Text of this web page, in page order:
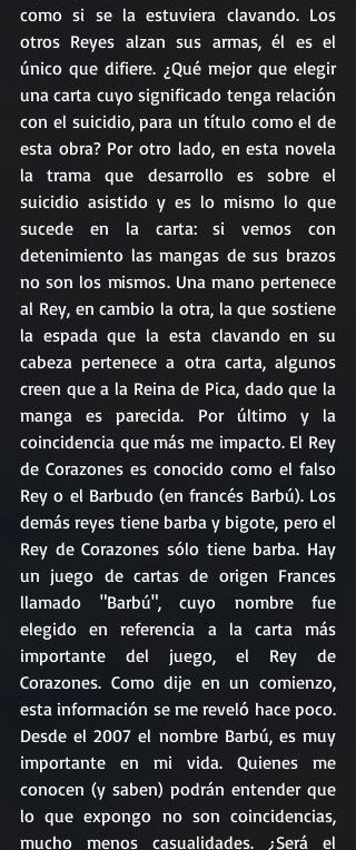
como si se la estuviera clavando. Los
otros Reyes alzan sus armas, él es el
único que difiere. ¿Qué mejor que elegir
una carta cuyo significado tenga relación
con el suicidio, para un título como el de
esta obra? Por otro lado, en esta novela
la trama que desarrollo es sobre el
suicidio asistido y es lo mismo lo que
sucede en la carta: si vemos con
detenimiento las mangas de sus brazos
no son los mismos. Una mano pertenece
al Rey, en cambio la otra, la que sostiene
la espada que la esta clavando en su
cabeza pertenece a otra carta, algunos
creen que a la Reina de Pica, dado que la
manga es parecida. Por último y la
coincidencia que más me impacto. El Rey
de Corazones es conocido como el falso
Rey o el Barbudo (en francés Barbú). Los
demás reyes tiene barba y bigote, pero el
Rey de Corazones sólo tiene barba. Hay
un juego de cartas de origen Frances
llamado "Barbú", cuyo nombre fue
elegido en referencia a la carta más
importante del juego, el Rey de
Corazones. Como dije en un comienzo,
esta información se me reveló hace poco.
Desde el 2007 el nombre Barbú, es muy
importante en mi vida. Quienes me
conocen (y saben) podrán entender que
lo que expongo no son coincidencias,
mucho menos casualidades. ¿Será el